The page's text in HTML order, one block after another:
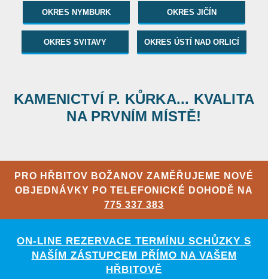
OKRES NYMBURK OKRES JIČÍN
OKRES SVITAVY OKRES ÚSTÍ NAD ORLICÍ
KAMENICTVÍ P. KŮRKA... KVALITA
NA PRVNÍM MÍSTĚ!
PRO HŘBITOV BOŽANOV ZAMĚŘUJEME NOVÉ
OBJEDNÁVKY PO TELEFONICKÉ DOHODĚ NA
775 337 383
ON-LINE REZERVACE TERMÍNU SCHŮZKY S
NAŠÍM ZÁSTUPCEM PŘÍMO NA VAŠEM
HŘBITOVĚ